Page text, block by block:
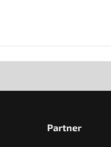
Partner